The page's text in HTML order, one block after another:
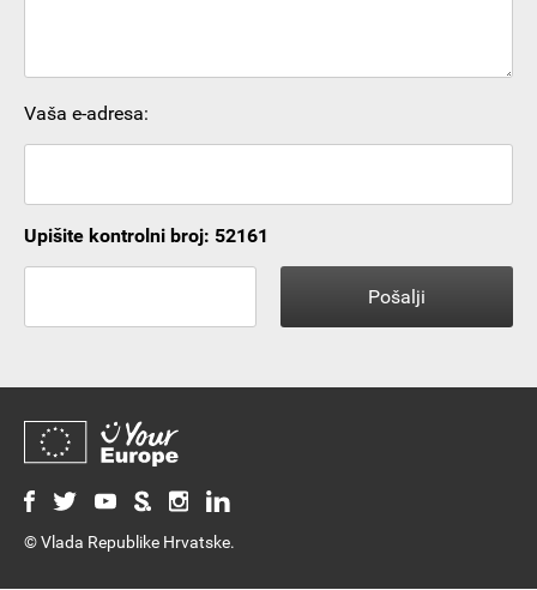
Vaša e-adresa:
Upišite kontrolni broj: 52161
© Vlada Republike Hrvatske.